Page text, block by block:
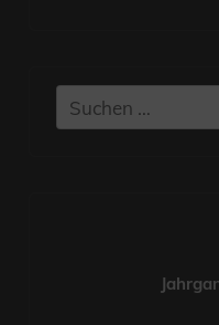
Suchen
nach: